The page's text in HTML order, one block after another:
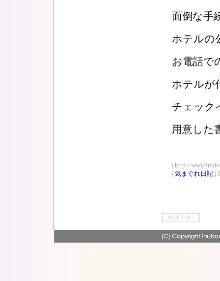
面倒な手
ホテルの
お電話で
ホテルが
チェック
用意した
| http://
| 気まぐれ日記 |
PAGE TOP ↑